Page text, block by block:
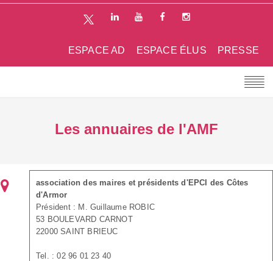
PRESSE
ESPACE ÉLUS
ESPACE AD
Les annuaires de l'AMF
association des maires et présidents d'EPCI des Côtes
d'Armor
Président : M. Guillaume ROBIC
53 BOULEVARD CARNOT
22000 SAINT BRIEUC
Tel. : 02 96 01 23 40